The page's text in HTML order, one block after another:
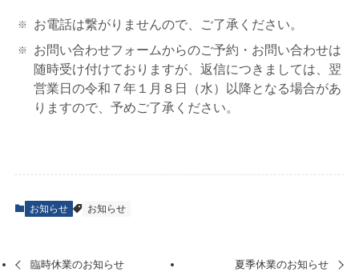
お電話は繋がりませんので、ご了承ください。
お問い合わせフォームからのご予約・お問い合わせは
随時受け付けておりますが、返信につきましては、翌
営業日の令和７年１月８日（水）以降となる場合があ
りますので、予めご了承ください。
お知らせ お知らせ
臨時休業のお知らせ 夏季休業のお知らせ